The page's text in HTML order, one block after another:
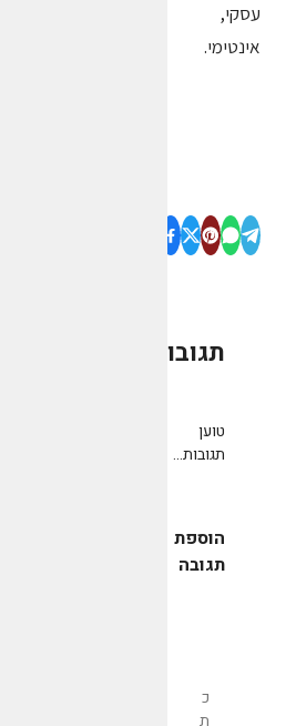
עסקי,
אינטימי.
תגובות
טוען
תגובות...
הוספת
תגובה